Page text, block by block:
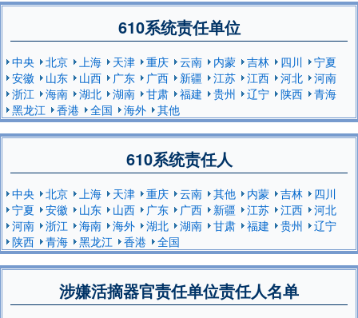
610系统责任单位
中央 北京 上海 天津 重庆 云南 内蒙 吉林 四川
宁夏
安徽
山东 山西 广东 广西 新疆 江苏 江西 河北
河南
浙江
海南 湖北 湖南 甘肃 福建 贵州 辽宁 陕西
青海
黑龙江
香港 全国 海外 其他
610系统责任人
中央 北京 上海 天津 重庆 云南 其他 内蒙 吉林
四川
宁夏
安徽 山东 山西 广东 广西 新疆 江苏 江西
河北
河南
浙江 海南 海外 湖北 湖南 甘肃 福建 贵州
辽宁
陕西
青海 黑龙江 香港 全国
涉嫌活摘器官责任单位责任人名单